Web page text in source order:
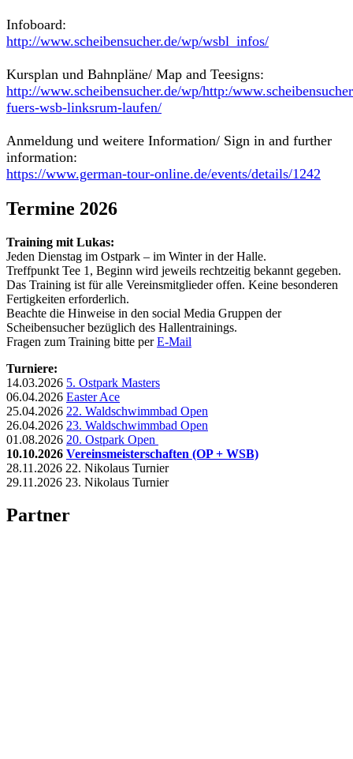
Infoboard:
http://www.scheibensucher.de/wp/wsbl_infos/
Kursplan und Bahnpläne/ Map and Teesigns:
http://www.scheibensucher.de/wp/http:/
fuers-wsb-linksrum-laufen/
Anmeldung und weitere Information/ Sign in and further
information:
https://www.german-tour-online.de/events/details/1242
Termine 2026
Training mit Lukas:
Jeden Dienstag im Ostpark – im Winter in der Halle.
Treffpunkt Tee 1, Beginn wird jeweils rechtzeitig bekannt gegeben.
Das Training ist für alle Vereinsmitglieder offen. Keine besonderen
Fertigkeiten erforderlich.
Beachte die Hinweise in den social Media Gruppen der
Scheibensucher bezüglich des Hallentrainings.
Fragen zum Training bitte perE-Mail
Turniere:
14.03.2026 5. Ostpark Masters
06.04.2026 Easter Ace
25.04.2026 22. Waldschwimmbad Open
26.04.2026 23. Waldschwimmbad Open
01.08.2026 20. Ostpark Open
10.10.2026 Vereinsmeisterschaften (OP + WSB)
28.11.2026 22. Nikolaus Turnier
29.11.2026 23. Nikolaus Turnier
Partner